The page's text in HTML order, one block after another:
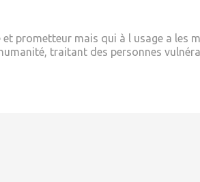
prometteur mais qui à l usage a les
traitant des personnes